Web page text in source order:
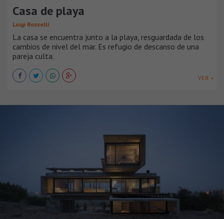
Casa de playa
Luigi Rosselli
La casa se encuentra junto a la playa, resguardada de los
cambios de nivel del mar. Es refugio de descanso de una
pareja culta.
VER +